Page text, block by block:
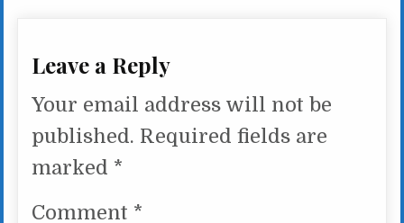
Leave a Reply
Your email address will not be
published. Required fields are
marked *
Comment *